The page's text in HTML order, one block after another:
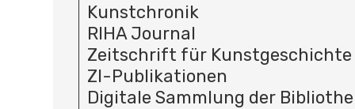
Kunstchronik
RIHA Journal
Zeitschrift für Kunstgeschichte
ZI-Publikationen
Digitale Sammlung der